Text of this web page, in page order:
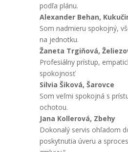
podľa plánu.
Alexander Behan,
Som nadmieru spokojný,
na jednotku.
Žaneta Trgiňová,
Profesiálny prístup,
spokojnosť
Silvia Šiková, Šarovce
Som veľmi spokojná s
ochotou.
Jana Kollerová, Zbehy
Dokonalý servis ohľadom
poskytnutia úveru a